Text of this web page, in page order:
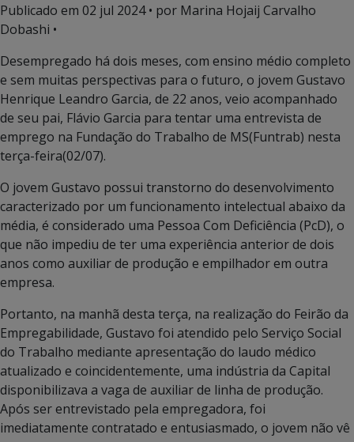
Publicado em 02 jul 2024• por Marina Hojaij Carvalho
Dobashi •
Desempregado há dois meses, com ensino médio completo
e sem muitas perspectivas para o futuro, o jovem Gustavo
Henrique Leandro Garcia, de 22 anos, veio acompanhado
de seu pai, Flávio Garcia para tentar uma entrevista de
emprego na Fundação do Trabalho de MS(Funtrab) nesta
terça-feira(02/07).
O jovem Gustavo possui transtorno do desenvolvimento
caracterizado por um funcionamento intelectual abaixo da
média, é considerado uma Pessoa Com Deficiência (PcD), o
que não impediu de ter uma experiência anterior de dois
anos como auxiliar de produção e empilhador em outra
empresa.
Portanto, na manhã desta terça, na realização do Feirão da
Empregabilidade, Gustavo foi atendido pelo Serviço Social
do Trabalho mediante apresentação do laudo médico
atualizado e coincidentemente, uma indústria da Capital
disponibilizava a vaga de auxiliar de linha de produção.
Após ser entrevistado pela empregadora, foi
imediatamente contratado e entusiasmado, o jovem não vê